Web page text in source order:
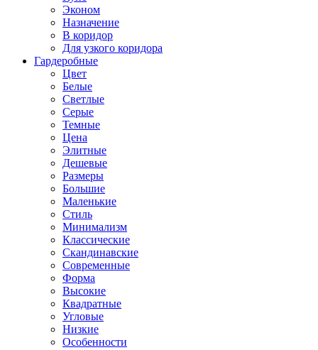
Эконом
Назначение
В коридор
Для узкого коридора
Гардеробные
Цвет
Белые
Светлые
Серые
Темные
Цена
Элитные
Дешевые
Размеры
Большие
Маленькие
Стиль
Минимализм
Классические
Скандинавские
Современные
Форма
Высокие
Квадратные
Угловые
Низкие
Особенности